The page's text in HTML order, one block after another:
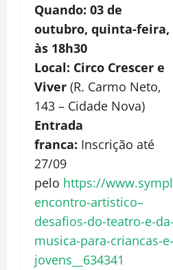
Quando: 03 de
outubro, quinta-feira,
às 18h30
Local: Circo Crescer e
Viver (R. Carmo Neto,
143 – Cidade Nova)
Entrada
franca: Inscrição até
27/09
pelo https://
encontro-artistico–
desafios-do-teatro-e-da-
musica-para-criancas-e-
jovens__634341